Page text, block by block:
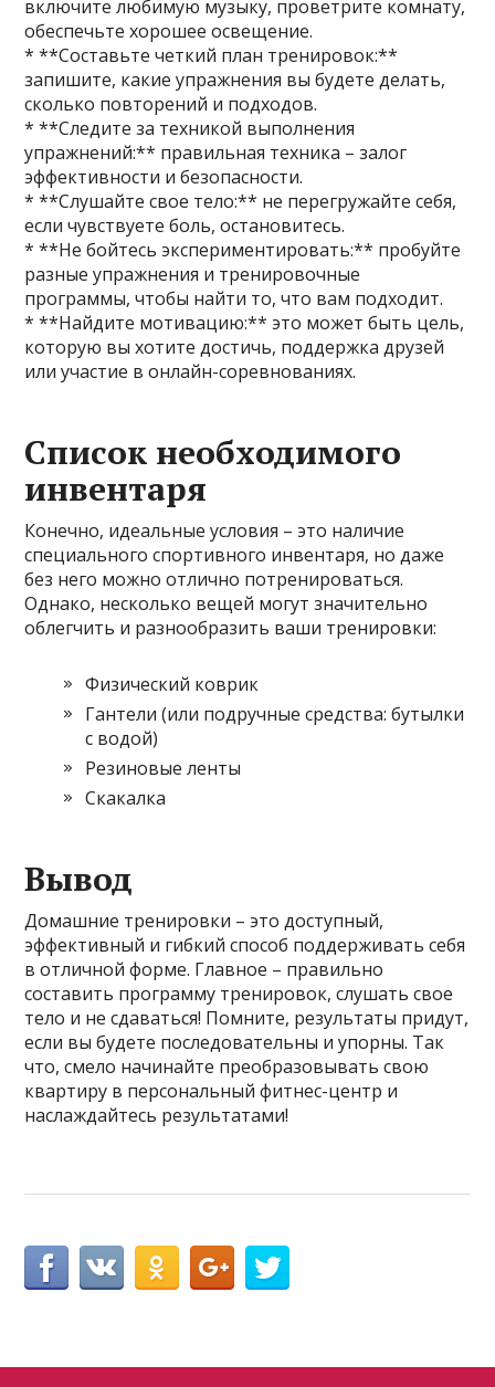
включите любимую музыку, проветрите комнату,
обеспечьте хорошее освещение.
* **Составьте четкий план тренировок:**
запишите, какие упражнения вы будете делать,
сколько повторений и подходов.
* **Следите за техникой выполнения
упражнений:** правильная техника – залог
эффективности и безопасности.
* **Слушайте свое тело:** не перегружайте себя,
если чувствуете боль, остановитесь.
* **Не бойтесь экспериментировать:** пробуйте
разные упражнения и тренировочные
программы, чтобы найти то, что вам подходит.
* **Найдите мотивацию:** это может быть цель,
которую вы хотите достичь, поддержка друзей
или участие в онлайн-соревнованиях.
Список необходимого
инвентаря
Конечно, идеальные условия – это наличие
специального спортивного инвентаря, но даже
без него можно отлично потренироваться.
Однако, несколько вещей могут значительно
облегчить и разнообразить ваши тренировки:
Физический коврик
Гантели (или подручные средства: бутылки
с водой)
Резиновые ленты
Скакалка
Вывод
Домашние тренировки – это доступный,
эффективный и гибкий способ поддерживать себя
в отличной форме. Главное – правильно
составить программу тренировок, слушать свое
тело и не сдаваться! Помните, результаты придут,
если вы будете последовательны и упорны. Так
что, смело начинайте преобразовывать свою
квартиру в персональный фитнес-центр и
наслаждайтесь результатами!